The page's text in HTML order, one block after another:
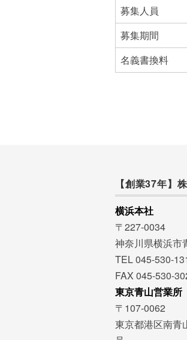
募集人員
募集期間
名義書換料
【創業37年】
横浜本社
〒227-0034
神奈川県横浜市
TEL 045-530-
FAX 045-530-
東京青山営業所
〒107-0062
東京都港区南青